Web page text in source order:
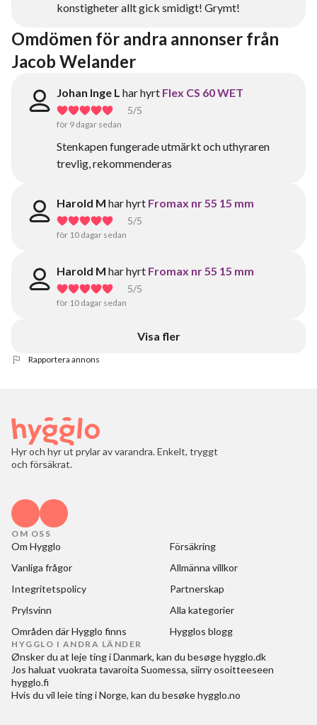
konstigheter allt gick smidigt! Grymt!
Omdömen för andra annonser från
Jacob Welander
Johan Inge L har hyrt Flex CS 60 WET
5/5
för 9 dagar sedan
Stenkapen fungerade utmärkt och uthyraren
trevlig, rekommenderas
Harold M har hyrt Fromax nr 55 15 mm
5/5
för 10 dagar sedan
Harold M har hyrt Fromax nr 55 15 mm
5/5
för 10 dagar sedan
Visa fler
Rapportera annons
Hyr och hyr ut prylar av varandra. Enkelt, tryggt
och försäkrat.
OM OSS
Om Hygglo
Försäkring
Vanliga frågor
Allmänna villkor
Integritetspolicy
Partnerskap
Prylsvinn
Alla kategorier
Områden där Hygglo finns
Hygglos blogg
HYGGLO I ANDRA LÄNDER
Ønsker du at leje ting i Danmark, kan du besøgehygglo.dk
Jos haluat vuokrata tavaroita Suomessa, siirry osoitteeseen
hygglo.fi
Hvis du vil leie ting i Norge, kan du besøkehygglo.no